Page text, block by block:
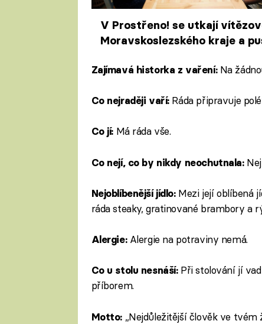
V Prostřeno! se utkají
Moravskoslezského kraje a
Zajímavá historka z vaření: Na
Co nejraději vaří: Ráda připravuje
Co jí:Má ráda vše.
Co nejí, co by nikdy neochutnala:
Nejoblíbenější jídlo: Mezi její oblíbená
ráda steaky, gratinované brambory a
Alergie: Alergie na potraviny nemá.
Co u stolu nesnáší:Při stolování jí
příborem.
Motto: „Nejdůležitější člověk ve tvém